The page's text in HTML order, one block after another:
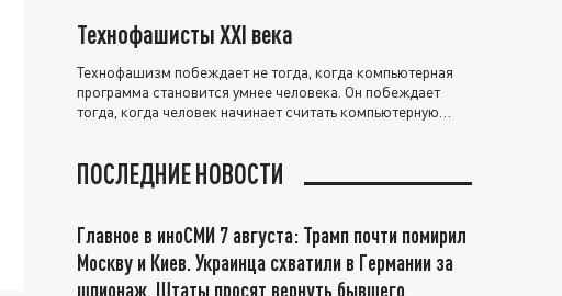
Технофашисты XXI века
Технофашизм побеждает не тогда, когда компьютерная
программа становится умнее человека. Он побеждает
тогда, когда человек начинает считать компьютерную
ПОСЛЕДНИЕ НОВОСТИ
Главное в иноСМИ 7 августа: Трамп почти помирил
Москву и Киев. Украинца схватили в Германии за
шпионаж. Штаты просят вернуть бывшего